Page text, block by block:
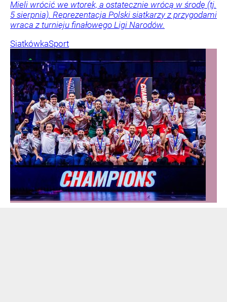
Mieli wrócić we wtorek, a ostatecznie wrócą w środę (tj.
5 sierpnia). Reprezentacja Polski siatkarzy z przygodami
wraca z turnieju finałowego Ligi Narodów.
SiatkówkaSport